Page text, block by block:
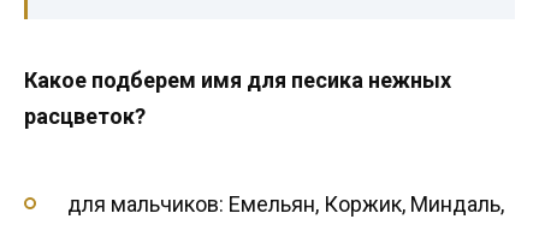
Какое подберем имя для песика нежных
расцветок?
для мальчиков: Емельян, Коржик, Миндаль,